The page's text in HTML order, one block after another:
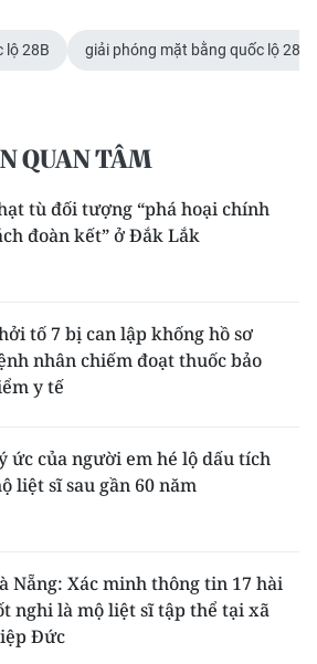
lộ 28B giải phóng mặt bằng quốc lộ 28B
QUAN TÂM
tù đối tượng “phá hoại chính
đoàn kết” ở Đắk Lắk
tố 7 bị can lập khống hồ sơ
nhân chiếm đoạt thuốc bảo
y tế
ức của người em hé lộ dấu tích
liệt sĩ sau gần 60 năm
Nẵng: Xác minh thông tin 17 hài
nghi là mộ liệt sĩ tập thể tại xã
Đức